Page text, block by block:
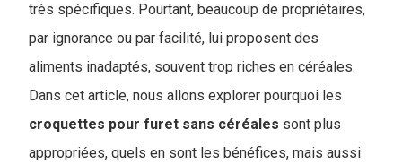
très spécifiques. Pourtant, beaucoup de propriétaires,
par ignorance ou par facilité, lui proposent des
aliments inadaptés, souvent trop riches en céréales.
Dans cet article, nous allons explorer pourquoi les
croquettes pour furet sans céréales sont plus
appropriées, quels en sont les bénéfices, mais aussi